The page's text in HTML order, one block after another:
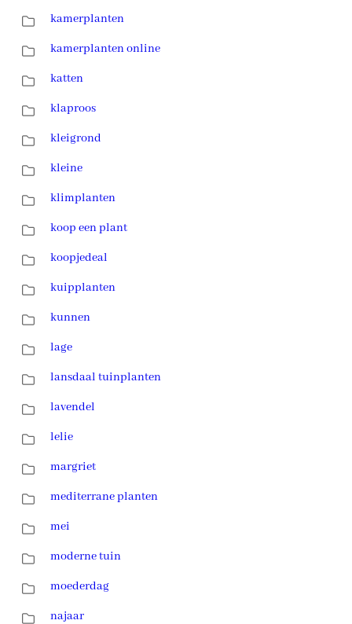
kamerplanten
kamerplanten online
katten
klaproos
kleigrond
kleine
klimplanten
koop een plant
koopjedeal
kuipplanten
kunnen
lage
lansdaal tuinplanten
lavendel
lelie
margriet
mediterrane planten
mei
moderne tuin
moederdag
najaar